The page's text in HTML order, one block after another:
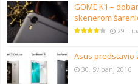
GOME K1 –
skenerom
29.
Asus predstavio
30. Svibanj 2016